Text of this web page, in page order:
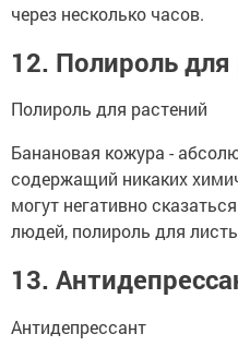
через несколько часов.
12. Полироль для
Полироль для растений
Банановая кожура -
содержащий никаких
могут негативно
людей, полироль для
13.
Антидепрессант